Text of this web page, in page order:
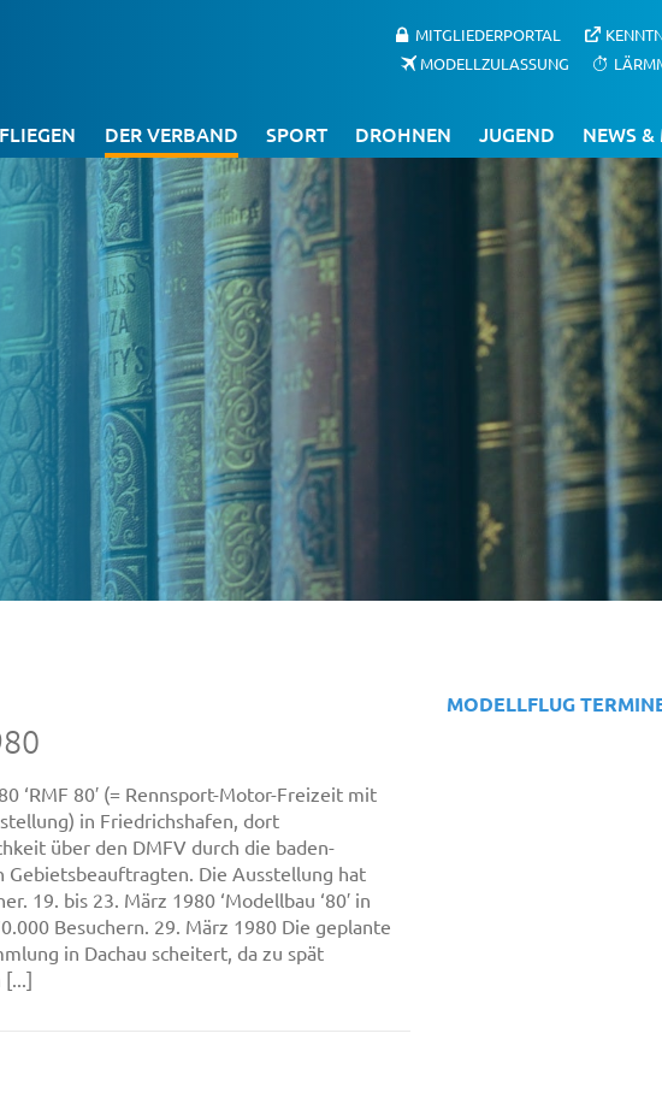
MITGLIEDERPORTAL
MODELLZULASSUNG
DER VERBAND SPORT DROHNEN JUGEND NEWS &
‘RMF 80′ (= Rennsport-Motor-Freizeit mit
in Friedrichshafen, dort
über den DMFV durch die baden-
Gebietsbeauftragten. Die Ausstellung hat
19. bis 23. März 1980 ‘Modellbau ‘80′ in
Besuchern. 29. März 1980 Die geplante
in Dachau scheitert, da zu spät
[...]
MODELLFLUG